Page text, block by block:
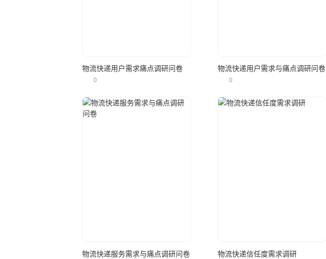
物流快递用户需求痛点调研问卷
0
物流快递用户需求与痛点调研问卷
0
物流快递服务需求与痛点调研问卷
物流快递信任度需求调研